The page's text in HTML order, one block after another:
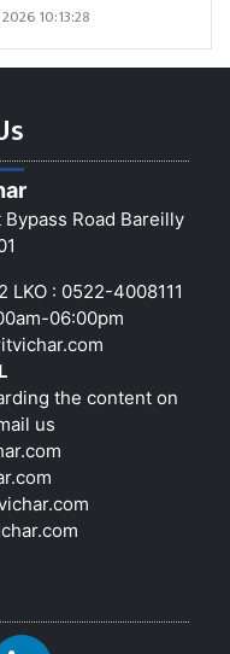
10:13:28
Road Bareilly
LKO : 0522-4008111
06:00pm
the content on
us